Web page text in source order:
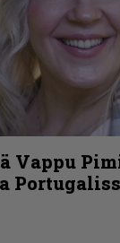
Vappu